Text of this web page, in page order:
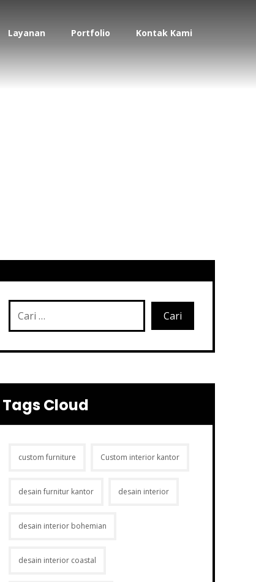
Layanan Portfolio Kontak Kami
Tags Cloud
custom furniture Custom interior kantor
desain furnitur kantor desain interior
desain interior bohemian
desain interior coastal